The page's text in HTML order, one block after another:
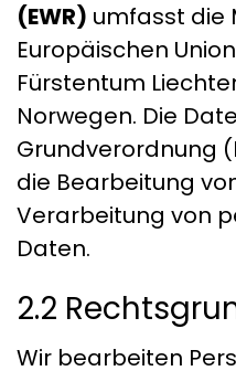
(EWR) umfasst die
Europäischen
Fürstentum
Norwegen. Die
Grundverordnung
die Bearbeitung
Verarbeitung von
Daten.
2.2
Wir bearbeiten